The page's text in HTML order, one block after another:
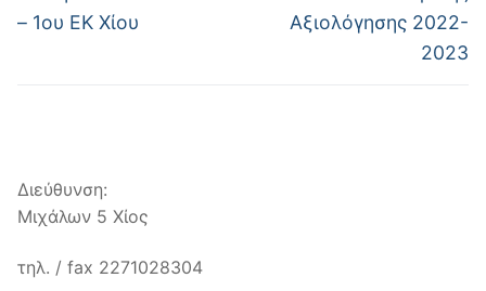
– 1ου ΕΚ Χίου
Αξιολόγησης 2022-
2023
Διεύθυνση:
Μιχάλων 5 Χίος
τηλ. / fax 2271028304